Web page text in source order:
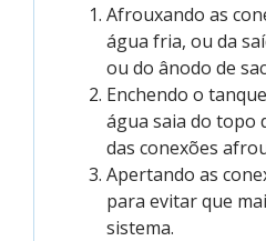
Afrouxando as
água fria, ou da
ou do ânodo de
Enchendo o
água saia do topo
das conexões
Apertando as
para evitar que
sistema.